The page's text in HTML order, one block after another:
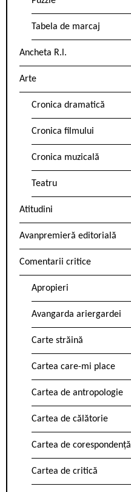
Tabela de marcaj
Ancheta R.l.
Arte
Cronica dramatică
Cronica filmului
Cronica muzicală
Teatru
Atitudini
Avanpremieră editorială
Comentarii critice
Apropieri
Avangarda ariergardei
Carte străină
Cartea care-mi place
Cartea de antropologie
Cartea de călătorie
Cartea de corespondență
Cartea de critică